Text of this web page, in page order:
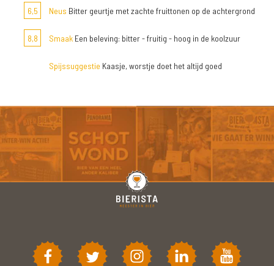
6,5 Neus Bitter geurtje met zachte fruittonen op de achtergrond
8,8 Smaak Een beleving: bitter - fruitig - hoog in de koolzuur
Spijssuggestie Kaasje, worstje doet het altijd goed